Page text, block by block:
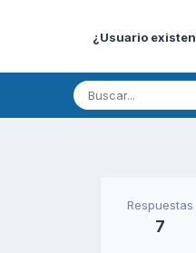
¿Usuario
Respuestas
7